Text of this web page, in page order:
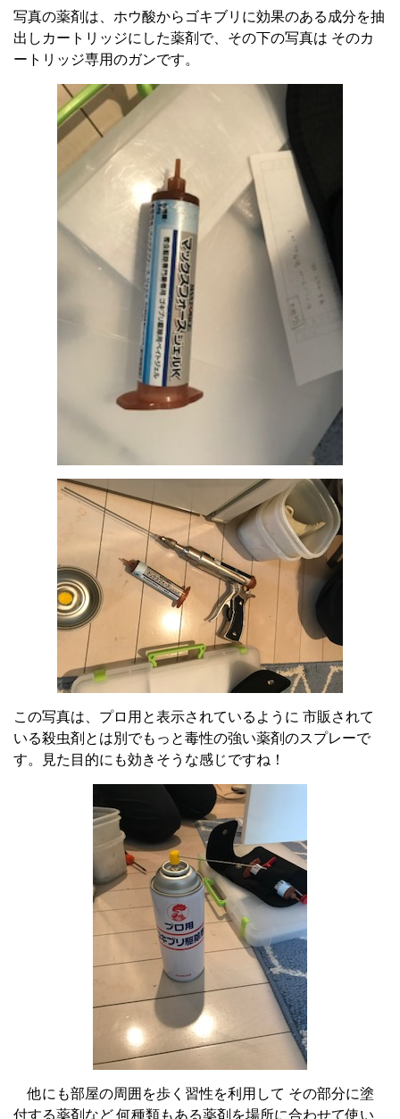
写真の薬剤は、ホウ酸からゴキブリに効果のある成分を抽
出しカートリッジにした薬剤で、その下の写真は そのカ
ートリッジ専用のガンです。
この写真は、プロ用と表示されているように 市販されて
いる殺虫剤とは別でもっと毒性の強い薬剤のスプレーで
す。見た目的にも効きそうな感じですね！
他にも部屋の周囲を歩く習性を利用して その部分に塗
付する薬剤など何種類もある薬剤を場所に合わせて使い